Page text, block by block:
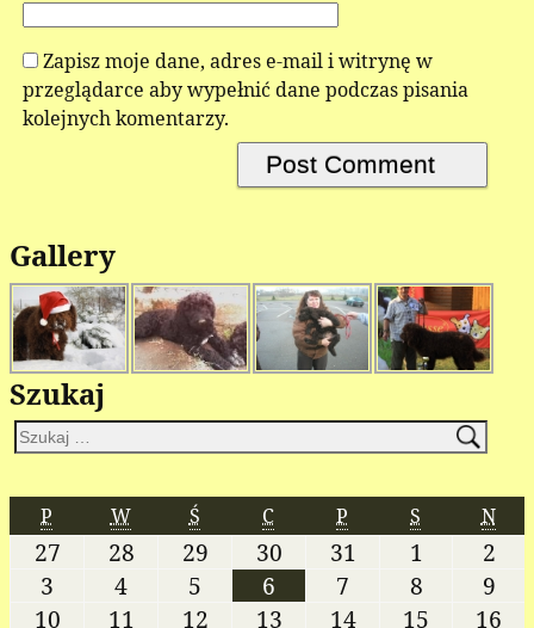
Zapisz moje dane, adres e-mail i witrynę w
przeglądarce aby wypełnić dane podczas pisania
kolejnych komentarzy.
Gallery
Szukaj
P W Ś C P S N
27 28 29 30 31 1
2
3
4 5 6 7 8
9
10
11 12 13 14 15 16